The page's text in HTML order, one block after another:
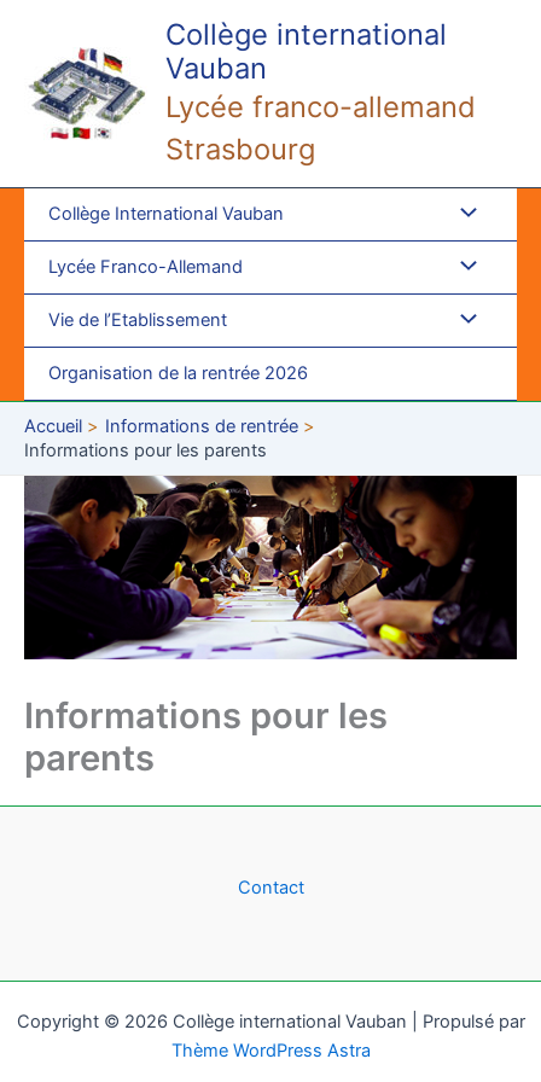
contenu
Collège international
Vauban
Lycée franco-allemand
Strasbourg
Collège International Vauban
Lycée Franco-Allemand
Vie de l’Etablissement
Organisation de la rentrée 2026
Accueil
Informations de rentrée
Informations pour les parents
Informations pour les
parents
Contact
Copyright © 2026 Collège international Vauban | Propulsé par
Thème WordPress Astra